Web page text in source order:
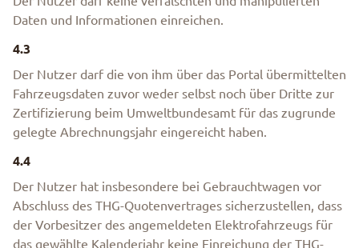
Daten und Informationen einreichen.
4.3
Der Nutzer darf die von ihm über das Portal übermittelten
Fahrzeugsdaten zuvor weder selbst noch über Dritte zur
Zertifizierung beim Umweltbundesamt für das zugrunde
gelegte Abrechnungsjahr eingereicht haben.
4.4
Der Nutzer hat insbesondere bei Gebrauchtwagen vor
Abschluss des THG-Quotenvertrages sicherzustellen, dass
der Vorbesitzer des angemeldeten Elektrofahrzeugs für
das gewählte Kalenderjahr keine Einreichung der THG-